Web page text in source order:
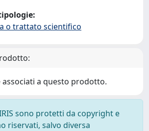
o trattato scientifico
associati a questo prodotto.
sono protetti da copyright e
riservati, salvo diversa